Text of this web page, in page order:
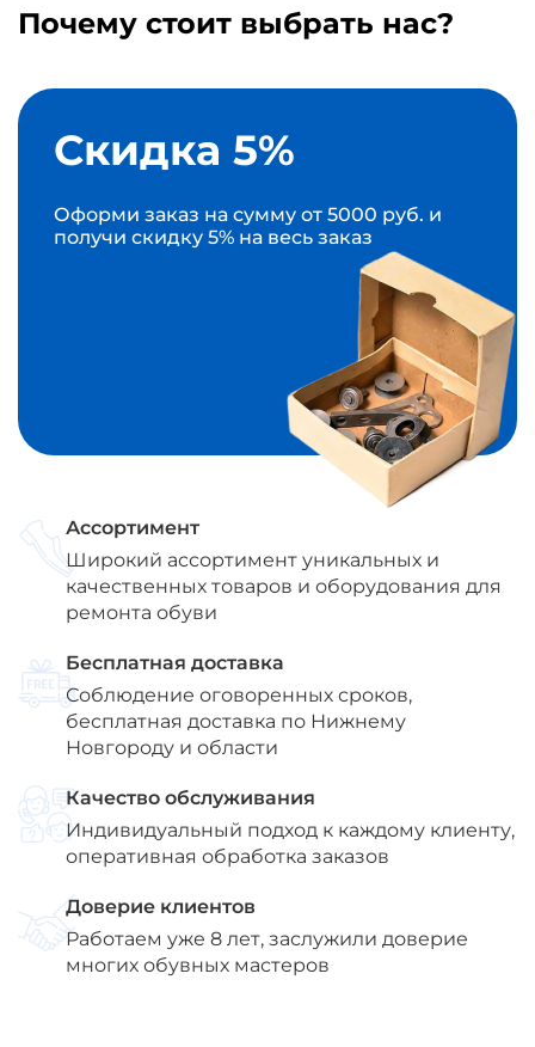
Почему стоит выбрать нас?
Скидка 5%
Оформи заказ на сумму от 5000 руб. и
получи скидку 5% на весь заказ
Ассортимент
Широкий ассортимент уникальных и
качественных товаров и оборудования для
ремонта обуви
Бесплатная доставка
Соблюдение оговоренных сроков,
бесплатная доставка по Нижнему
Новгороду и области
Качество обслуживания
Индивидуальный подход к каждому клиенту,
оперативная обработка заказов
Доверие клиентов
Работаем уже 8 лет, заслужили доверие
многих обувных мастеров